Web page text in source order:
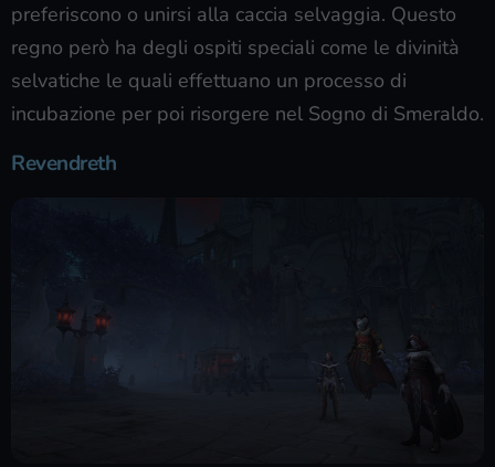
preferiscono o unirsi alla caccia selvaggia. Questo
regno però ha degli ospiti speciali come le divinità
selvatiche le quali effettuano un processo di
incubazione per poi risorgere nel Sogno di Smeraldo.
Revendreth